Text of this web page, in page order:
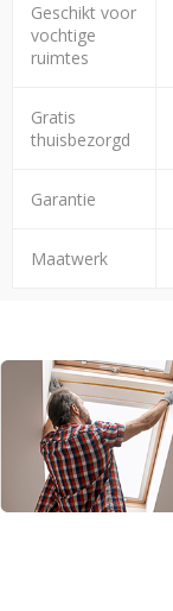
Geschikt voor
vochtige
ruimtes
Gratis
thuisbezorgd
Garantie
Maatwerk